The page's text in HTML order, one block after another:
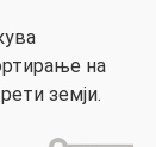
на
земји.